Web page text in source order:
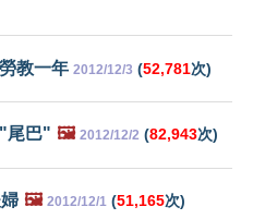
教一年 2012/12/3 (52,781次)
尾巴" 🖼️ 2012/12/2 (82,943次)
🖼️ 2012/12/1 (51,165次)